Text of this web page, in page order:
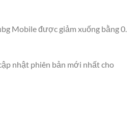
Mobile được giảm xuống bằng 0.
nhật phiên bản mới nhất cho